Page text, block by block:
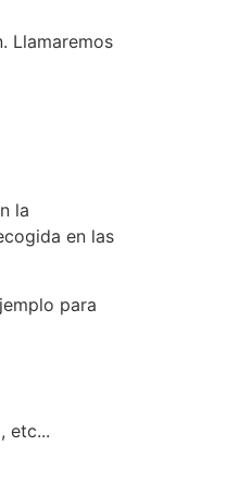
Llamaremos
la
en las
para
etc...